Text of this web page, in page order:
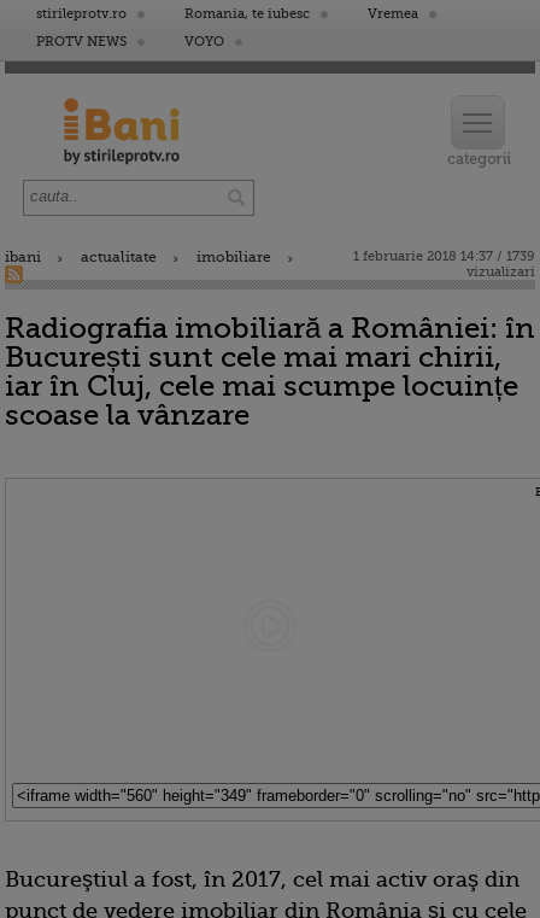
stirileprotv.ro Romania, te iubesc
Vremea
PROTV NEWS
VOYO
ibani actualitate imobiliare
1 februarie 2018 14:37 / 1739
vizualizari
Radiografia imobiliară a României: în
București sunt cele mai mari chirii,
iar în Cluj, cele mai scumpe locuințe
scoase la vânzare
Bucureştiul a fost, în 2017, cel mai activ oraş din
punct de vedere imobiliar din România şi cu cele